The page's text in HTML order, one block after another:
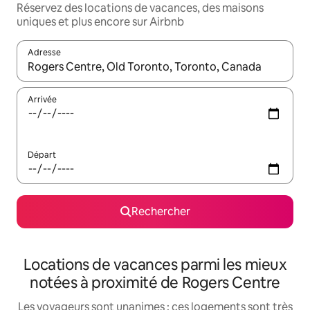
Réservez des locations de vacances, des maisons
uniques et plus encore sur Airbnb
Adresse
Lorsque les résultats s'affichent, utilisez les flèches vers le
Arrivée
Départ
Rechercher
Locations de vacances parmi les mieux
notées à proximité de Rogers Centre
Les voyageurs sont unanimes : ces logements sont très